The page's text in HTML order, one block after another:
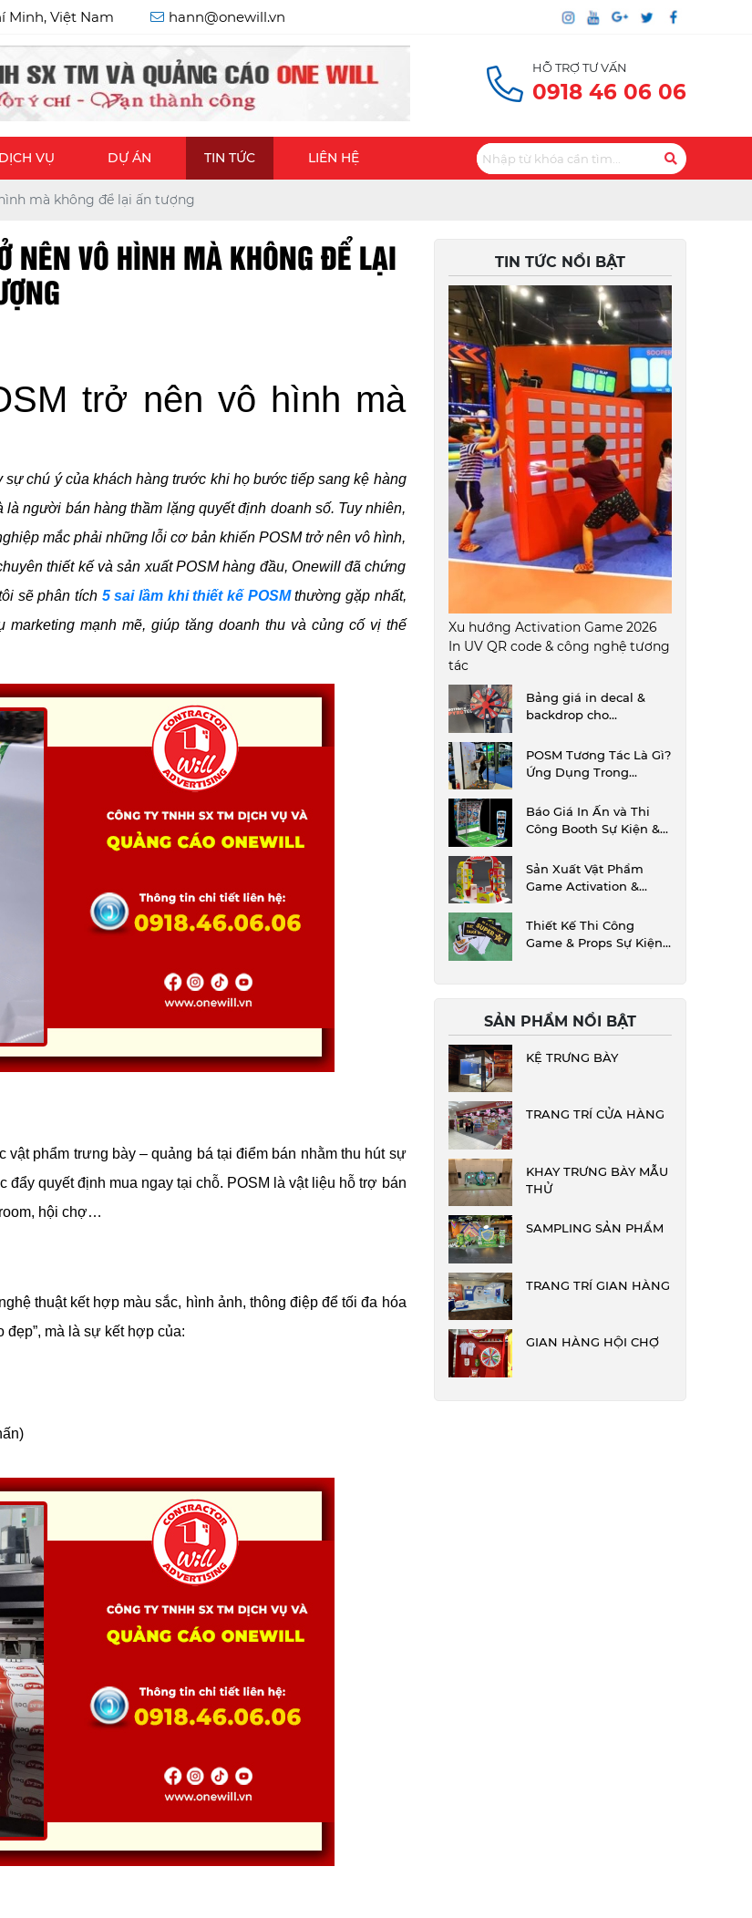
Minh, Việt Nam hann@onewill.vn
HỖ TRỢ TƯ VẤN
0918 46 06 06
DỊCH VỤ DỰ ÁN TIN TỨC LIÊN HỆ
mà không để lại ấn tượng
NÊN VÔ HÌNH MÀ KHÔNG ĐỂ LẠI
trở nên vô hình mà
chú ý của khách hàng trước khi họ bước tiếp sang kệ hàng
người bán hàng thầm lặng quyết định doanh số. Tuy nhiên,
mắc phải những lỗi cơ bản khiến POSM trở nên vô hình,
thiết kế và sản xuất POSM hàng đầu, Onewill đã chứng
sẽ phân tích 5 sai lầm khi thiết kế POSM thường gặp nhất,
mạnh mẽ, giúp tăng doanh thu và củng cố vị thế
phẩm trưng bày – quảng bá tại điểm bán nhằm thu hút sự
đẩy quyết định mua ngay tại chỗ. POSM là vật liệu hỗ trợ bán
hội chợ…
thuật kết hợp màu sắc, hình ảnh, thông điệp để tối đa hóa
đẹp”, mà là sự kết hợp của:
TIN TỨC NỔI BẬT
Xu hướng Activation Game 2026
In UV QR code & công nghệ tương
tác
Bảng giá in decal &
backdrop cho
Wheel, Plinko sự kiện
POSM Tương Tác Là Gì?
Ứng Dụng Trong
Minigame Offline
Báo Giá In Ấn và Thi
Công Booth Sự Kiện &
Sản Xuất Vật Phẩm
Game Activation &
Thiết Kế Thi Công
Game & Props Sự Kiện
SẢN PHẨM NỔI BẬT
KỆ TRƯNG BÀY
TRANG TRÍ CỬA HÀNG
KHAY TRƯNG BÀY MẪU
THỬ
SAMPLING SẢN PHẨM
TRANG TRÍ GIAN HÀNG
GIAN HÀNG HỘI CHỢ